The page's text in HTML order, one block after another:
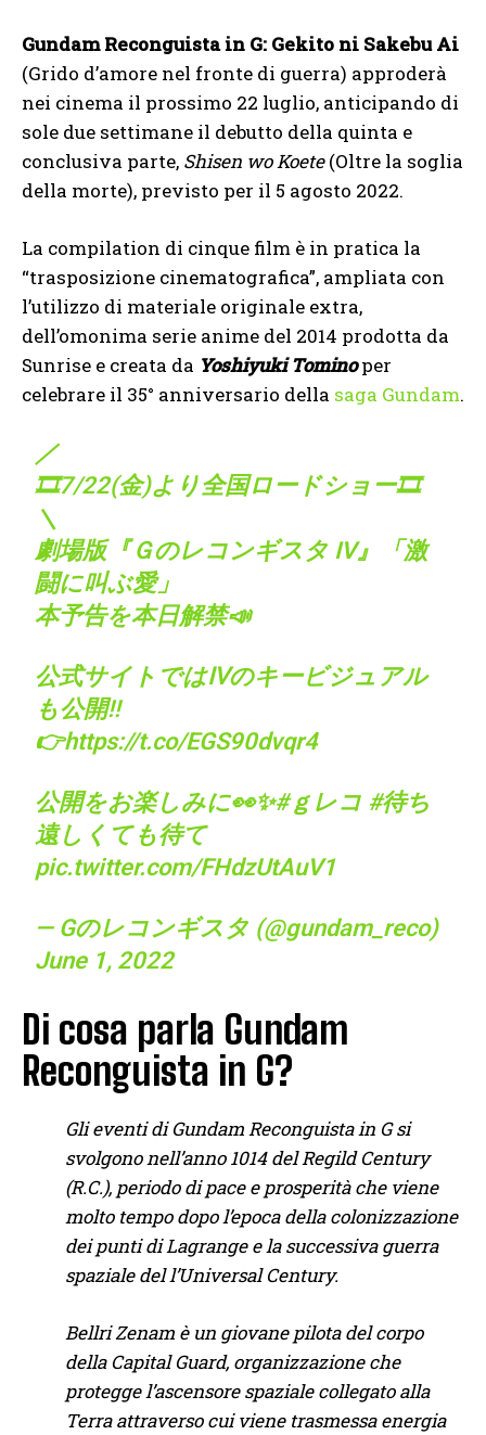
Gundam Reconguista in G: Gekito ni Sakebu Ai
(Grido d’amore nel fronte di guerra) approderà
nei cinema il prossimo 22 luglio, anticipando di
sole due settimane il debutto della quinta e
conclusiva parte, Shisen wo Koete(Oltre la soglia
della morte), previsto per il 5 agosto 2022.
La compilation di cinque film è in pratica la
“trasposizione cinematografica”, ampliata con
l’utilizzo di materiale originale extra,
dell’omonima serie anime del 2014 prodotta da
Sunrise e creata da Yoshiyuki Tominoper
celebrare il 35° anniversario della saga Gundam.
／
🎞️7/22(金)より全国ロードショー🎞️
＼
劇場版『Ｇのレコンギスタ IV』「激
闘に叫ぶ愛」
本予告を本日解禁📣
公式サイトではⅣのキービジュアル
も公開‼️
👉https://t.co/EGS90dvqr4
公開をお楽しみに👀✨#ｇレコ #待ち
遠しくても待て
pic.twitter.com/FHdzUtAuV1
— Gのレコンギスタ (@gundam_reco)
June 1, 2022
Di cosa parla Gundam
Reconguista in G?
Gli eventi di Gundam Reconguista in G si
svolgono nell’anno 1014 del Regild Century
(R.C.), periodo di pace e prosperità che viene
molto tempo dopo l’epoca della colonizzazione
dei punti di Lagrange e la successiva guerra
spaziale del l’Universal Century.
Bellri Zenam è un giovane pilota del corpo
della Capital Guard, organizzazione che
protegge l’ascensore spaziale collegato alla
Terra attraverso cui viene trasmessa energia